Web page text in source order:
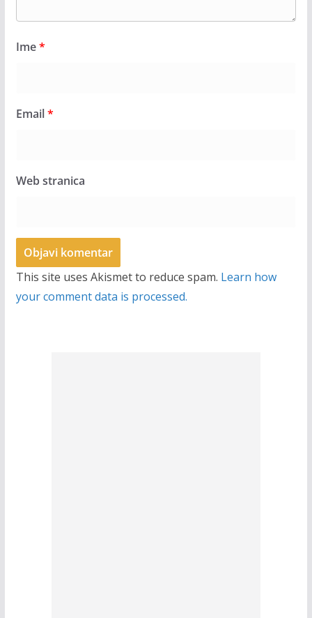
Ime*
Email*
Web stranica
This site uses Akismet to reduce spam. Learn how
your comment data is processed.